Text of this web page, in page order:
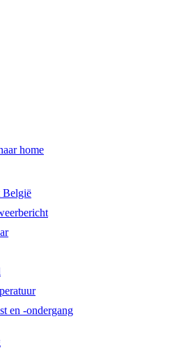
home
België
en -ondergang